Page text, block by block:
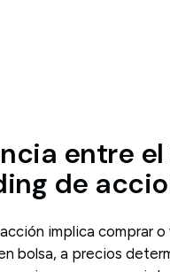
entre
de
implica comprar
bolsa, a precios